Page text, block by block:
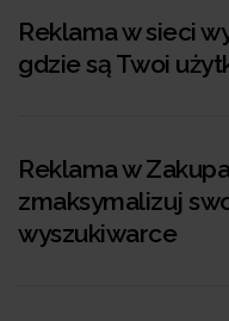
Reklama w sieci
gdzie są Twoi
Reklama w
zmaksymalizuj
wyszukiwarce